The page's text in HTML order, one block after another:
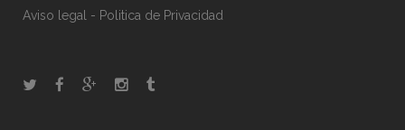
Aviso legal - Politica de Privacidad